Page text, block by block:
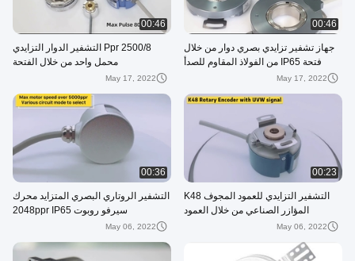
00:46
جهاز تشفير تزايدي بصري دوار من خلال
فتحة IP65 من الفولاذ المقاوم للصدأ
May 17, 2022
00:46
2500/8 Ppr التشفير الدوار التزايدي
محمل واحد من خلال الفتحة
May 17, 2022
00:23
التشفير التزايدي للعمود المجوف K48
المؤازر الصناعي من خلال العمود
May 06, 2022
00:36
التشفير الروتاري البصري المتزايد محرك
سيرفو روبوت 2048ppr IP65
May 06, 2022